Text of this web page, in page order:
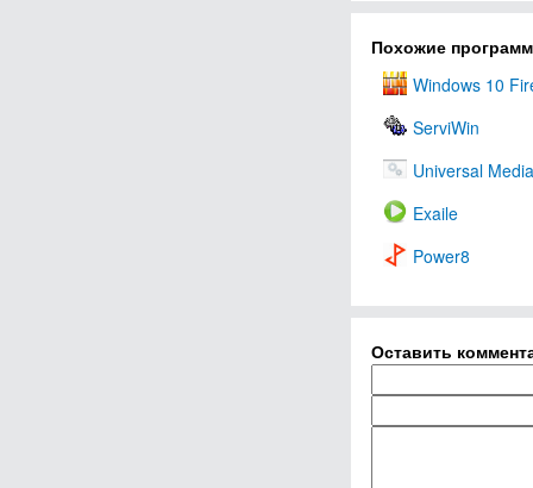
Похожие
Windows 10
ServiWin
Universal
Exaile
Power8
Оставить